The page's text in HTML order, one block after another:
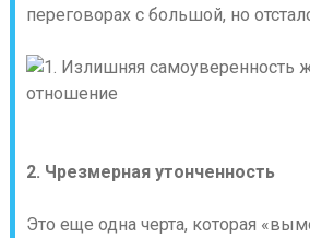
переговорах с большой, но
2. Чрезмерная утонченность
Это еще одна черта, которая